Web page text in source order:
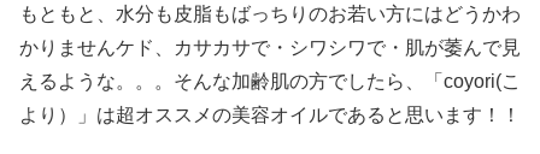
もともと、水分も皮脂もばっちりのお若い方にはどうかわ
かりませんケド、カサカサで・シワシワで・肌が萎んで見
えるような。。。そんな加齢肌の方でしたら、「coyori(こ
より）」は超オススメの美容オイルであると思います！！